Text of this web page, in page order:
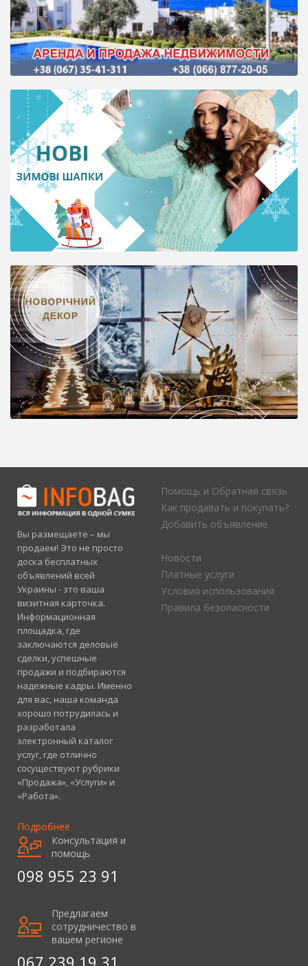
Вы размещаете – мы
продаем! Это не просто
доска бесплатных
объявлений всей
Украины - это ваша
визитная карточка.
Информационная
площадка, где
заключаются деловые
сделки, успешные
продажи и подбираются
надежные кадры. Именно
для вас, наша команда
хорошо потрудилась и
разработала
электронный каталог
услуг, где отлично
сосуществуют рубрики
«Продажа», «Услуги» и
«Работа».
Подробнее
Помощь и Обратная связь
Как продавать и покупать?
Добавить объявление
Новости
Платные услуги
Условия использования
Правила безопасности
Консультация и
помощь
098 955 23 91
Предлагаем
сотрудничество в
вашем регионе